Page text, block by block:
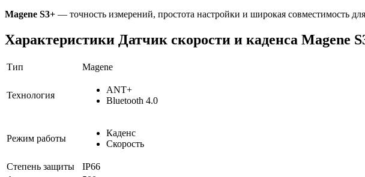
Magene S3+ — точность измерений, простота настройки и широкая совместимость
Характеристики Датчик скорости и каденса Magene
Тип Magene
Технология
ANT+
Bluetooth 4.0
Режим работы
Каденс
Скорость
Степень защиты
IP66